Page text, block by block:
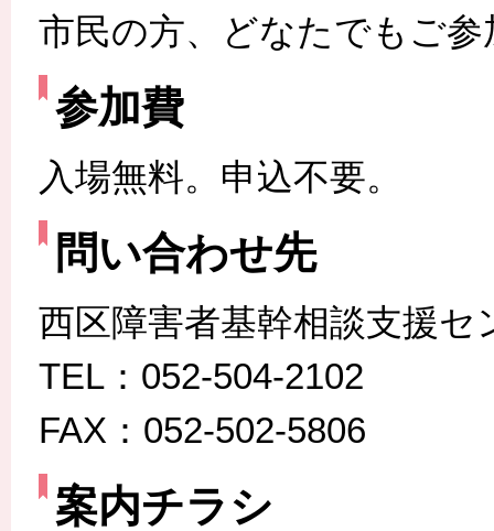
市民の方、どなたでもご
参加費
入場無料。申込不要。
問い合わせ先
西区障害者基幹相談支援セ
TEL：052-504-2102
FAX：052-502-5806
案内チラシ